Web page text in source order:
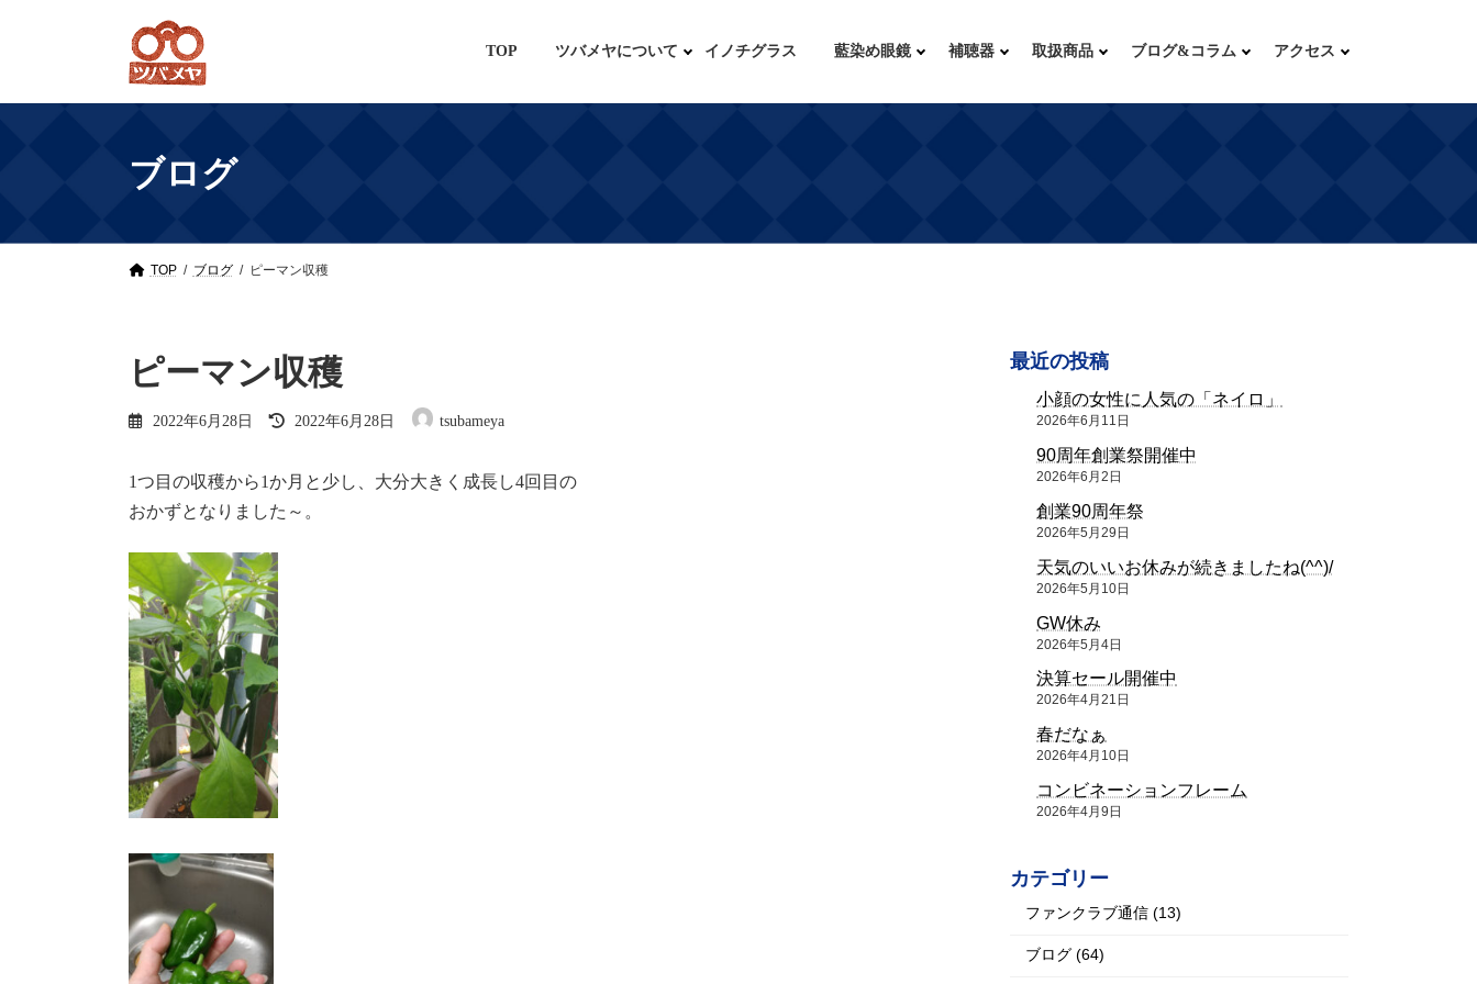
TOP ツバメヤについて イノチグラス 藍染め眼鏡 補聴器 取扱商品 ブログ&コラム アクセス
ブログ
TOP ブログ ピーマン収穫
ピーマン収穫
2022年6月28日
Last
updated
2022年6月28日 tsubameya
1つ目の収穫から1か月と少し、大分大きく成長し4回目の
おかずとなりました～。
最近の投稿
小顔の女性に人気の「ネイロ」
2026年6月11日
90周年創業祭開催中
2026年6月2日
創業90周年祭
2026年5月29日
天気のいいお休みが続きましたね(^^)/
2026年5月10日
GW休み
2026年5月4日
決算セール開催中
2026年4月21日
春だなぁ
2026年4月10日
コンビネーションフレーム
2026年4月9日
カテゴリー
ファンクラブ通信 (13)
ブログ (64)